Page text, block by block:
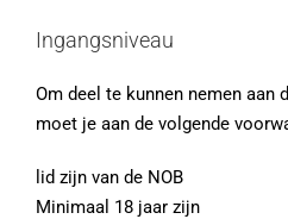
Ingangsniveau
Om deel te kunnen nemen aan
moet je aan de volgende
lid zijn van de NOB
Minimaal 18 jaar zijn